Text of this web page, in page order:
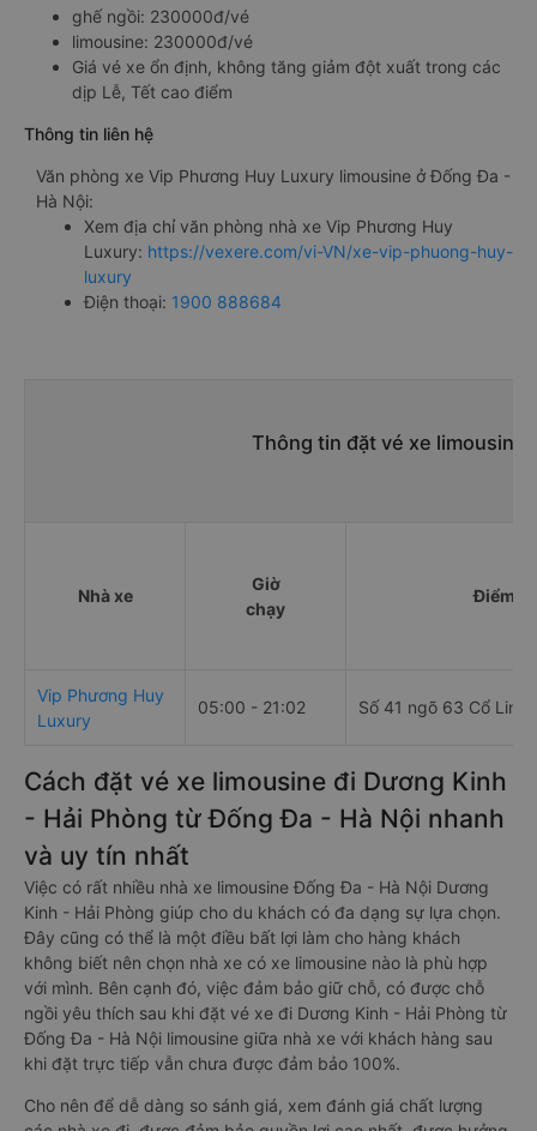
ghế ngồi: 230000đ/vé
limousine: 230000đ/vé
Giá vé xe ổn định, không tăng giảm đột xuất trong các
dịp Lễ, Tết cao điểm
Thông tin liên hệ
Văn phòng xe Vip Phương Huy Luxury limousine ở Đống Đa -
Hà Nội:
Xem địa chỉ văn phòng nhà xe Vip Phương Huy
Luxury: https://vexere.com/vi-VN/xe-vip-phuong-huy-
luxury
Điện thoại: 1900 888684
Thông tin đặt vé xe limousine
Nhà xe
Giờ
chạy
Điểm đi
Vip Phương Huy
Luxury
05:00 - 21:02 Số 41 ngõ 63 Cổ Linh
Cách đặt vé xe limousine đi Dương Kinh
- Hải Phòng từ Đống Đa - Hà Nội nhanh
và uy tín nhất
Việc có rất nhiều nhà xe limousine Đống Đa - Hà Nội Dương
Kinh - Hải Phòng giúp cho du khách có đa dạng sự lựa chọn.
Đây cũng có thể là một điều bất lợi làm cho hàng khách
không biết nên chọn nhà xe có xe limousine nào là phù hợp
với mình. Bên cạnh đó, việc đảm bảo giữ chỗ, có được chỗ
ngồi yêu thích sau khi đặt vé xe đi Dương Kinh - Hải Phòng từ
Đống Đa - Hà Nội limousine giữa nhà xe với khách hàng sau
khi đặt trực tiếp vẫn chưa được đảm bảo 100%.
Cho nên để dễ dàng so sánh giá, xem đánh giá chất lượng